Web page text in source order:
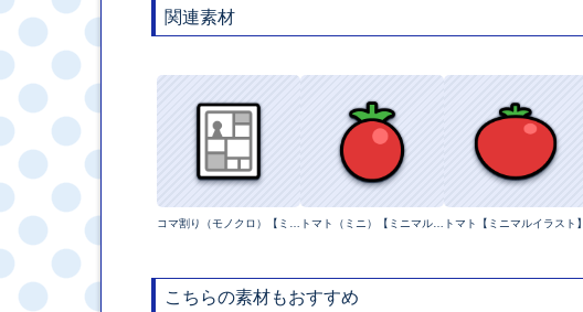
関連素材
トマト【ミニマルイラスト】
こちらの素材もおすすめ